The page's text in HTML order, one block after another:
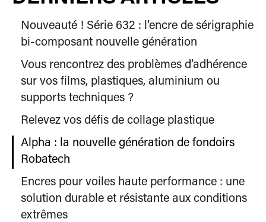
Nouveauté ! Série 632 : l’encre de sérigraphie
bi-composant nouvelle génération
Vous rencontrez des problèmes d’adhérence
sur vos films, plastiques, aluminium ou
supports techniques ?
Relevez vos défis de collage plastique
Alpha : la nouvelle génération de fondoirs
Robatech
Encres pour voiles haute performance : une
solution durable et résistante aux conditions
extrêmes